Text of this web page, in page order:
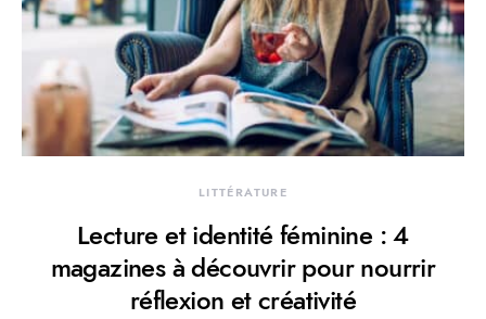
LITTÉRATURE
Lecture et identité féminine : 4
magazines à découvrir pour nourrir
réflexion et créativité